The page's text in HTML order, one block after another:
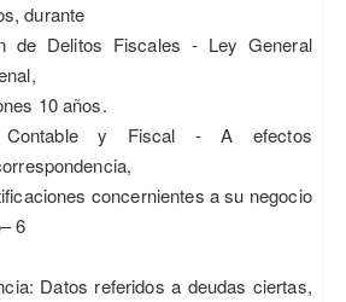
durante
de Delitos Fiscales - Ley General
10 años.
Contable y Fiscal - A efectos
concernientes a su negocio
6
Datos referidos a deudas ciertas,